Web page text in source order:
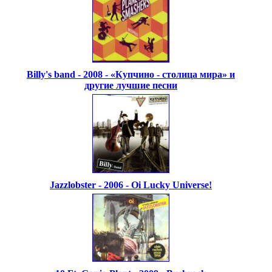
Billy's band - 2008 - «Купчино - столица мира» и
другие лучшие песни
Jazzlobster - 2006 - Oi Lucky Universe!